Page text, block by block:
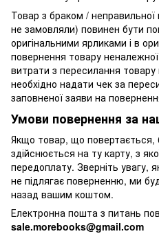
Товар з браком / неправильної
не замовляли) повинен бути
оригінальними ярликами і в
повернення товару
витрати з пересилання
необхідно надати чек за
заповненої заяви на
Умови повернення за
Якщо товар, що повертається,
здійснюється на ту карту, з
передоплату. Зверніть увагу,
не підлягає поверненню, ми
назад вашим коштом.
Електронна пошта з питань
sale.morebooks@gmail.com